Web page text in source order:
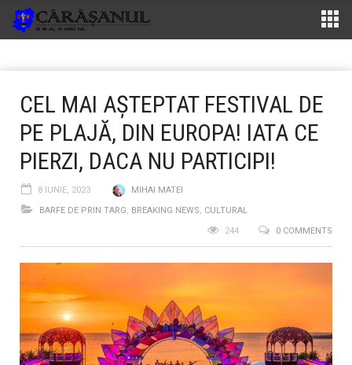
CEL MAI AȘTEPTAT FESTIVAL DE
PE PLAJĂ, DIN EUROPA! IATA CE
PIERZI, DACA NU PARTICIPI!
8 IUNIE, 2023
MIHAI MATEI
BARFE DE PRIN TARG, BREAKING NEWS, CULTURAL
0 COMMENTS
244